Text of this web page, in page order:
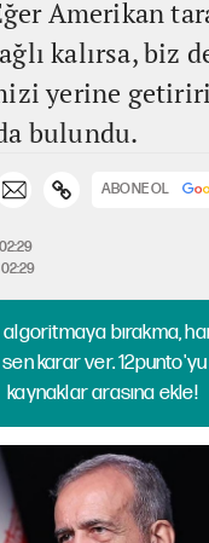
Amerikan
kalırsa, biz
yerine
bulundu.
ABONE OL
bırakma,
karar ver.
kaynaklar arasına ekle!